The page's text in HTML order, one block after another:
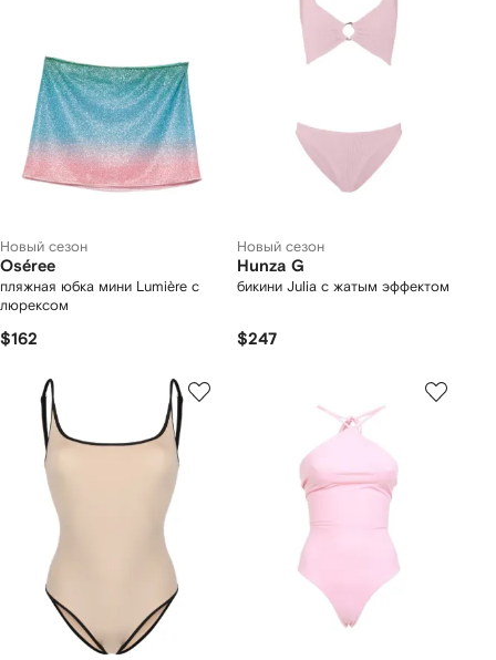
Новый сезон
Oséree
пляжная юбка мини Lumière с
люрексом
$162
Новый сезон
Hunza G
бикини Julia с жатым эффектом
$247